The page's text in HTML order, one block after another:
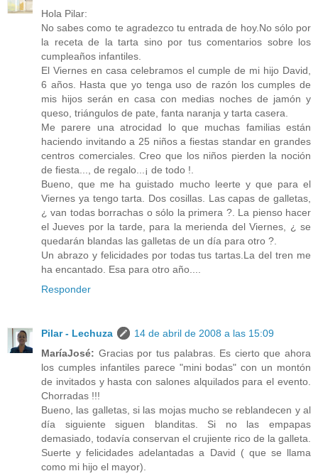
Hola Pilar:
No sabes como te agradezco tu entrada de hoy.No sólo por
la receta de la tarta sino por tus comentarios sobre los
cumpleaños infantiles.
El Viernes en casa celebramos el cumple de mi hijo David,
6 años. Hasta que yo tenga uso de razón los cumples de
mis hijos serán en casa con medias noches de jamón y
queso, triángulos de pate, fanta naranja y tarta casera.
Me parere una atrocidad lo que muchas familias están
haciendo invitando a 25 niños a fiestas standar en grandes
centros comerciales. Creo que los niños pierden la noción
de fiesta..., de regalo...¡ de todo !.
Bueno, que me ha guistado mucho leerte y que para el
Viernes ya tengo tarta. Dos cosillas. Las capas de galletas,
¿ van todas borrachas o sólo la primera ?. La pienso hacer
el Jueves por la tarde, para la merienda del Viernes, ¿ se
quedarán blandas las galletas de un día para otro ?.
Un abrazo y felicidades por todas tus tartas.La del tren me
ha encantado. Esa para otro año....
Responder
Pilar - Lechuza
14 de abril de 2008 a las 15:09
MaríaJosé: Gracias por tus palabras. Es cierto que ahora
los cumples infantiles parece "mini bodas" con un montón
de invitados y hasta con salones alquilados para el evento.
Chorradas !!!
Bueno, las galletas, si las mojas mucho se reblandecen y al
día siguiente siguen blanditas. Si no las empapas
demasiado, todavía conservan el crujiente rico de la galleta.
Suerte y felicidades adelantadas a David ( que se llama
como mi hijo el mayor).